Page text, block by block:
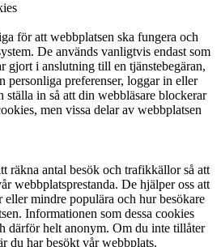
för att webbplatsen ska fungera och
De används vanligtvis endast som
gjort i anslutning till en tjänstebegäran,
personliga preferenser, loggar in eller
in så att din webbläsare blockerar
men vissa delar av webbplatsen
räkna antal besök och trafikkällor så att
webbplatsprestanda. De hjälper oss att
mindre populära och hur besökare
Informationen som dessa cookies
därför helt anonym. Om du inte tillåter
du har besökt vår webbplats.